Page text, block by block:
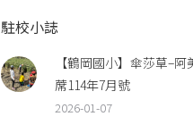
駐校小誌
【鶴岡國小】傘莎草–阿
蓆114年7月號
2026-01-07